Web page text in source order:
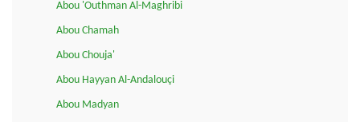
Abou 'Outhman Al-Maghribi
Abou Chamah
Abou Chouja'
Abou Hayyan Al-Andalouçi
Abou Madyan